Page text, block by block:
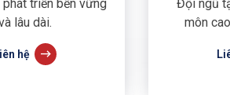
triển bền vững
lâu dài.
hệ
Đội ngũ
môn